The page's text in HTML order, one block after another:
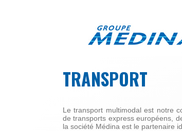
LE
GROUPE
MÉDINA
TRANSPORT
Le transport multimodal est notre
de transports express européens,
la société Médina est le partenaire